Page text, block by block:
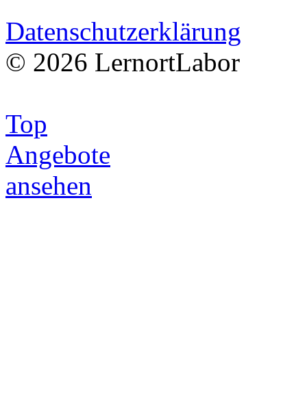
Datenschutzerklärung
© 2026 LernortLabor
Top
Angebote
ansehen